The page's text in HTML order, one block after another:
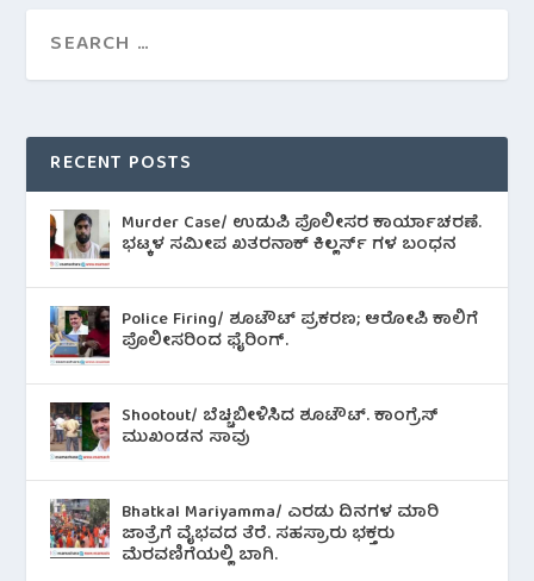
RECENT POSTS
Murder Case/ ಉಡುಪಿ ಪೊಲೀಸರ ಕಾರ್ಯಾಚರಣೆ.
ಭಟ್ಕಳ ಸಮೀಪ ಖತರನಾಕ್ ಕಿಲ್ಲರ್ಸ್ ಗಳ ಬಂಧನ
Police Firing/ ಶೂಟೌಟ್ ಪ್ರಕರಣ; ಆರೋಪಿ ಕಾಲಿಗೆ
ಪೊಲೀಸರಿಂದ ಫೈರಿಂಗ್.
Shootout/ ಬೆಚ್ಚಿಬೀಳಿಸಿದ ಶೂಟೌಟ್‌. ಕಾಂಗ್ರೆಸ್
ಮುಖಂಡನ ಸಾವು
Bhatkal Mariyamma/ ಎರಡು ದಿನಗಳ ಮಾರಿ
ಜಾತ್ರೆಗೆ ವೈಭವದ ತೆರೆ. ಸಹಸ್ರಾರು ಭಕ್ತರು
ಮೆರವಣಿಗೆಯಲ್ಲಿ ಬಾಗಿ.